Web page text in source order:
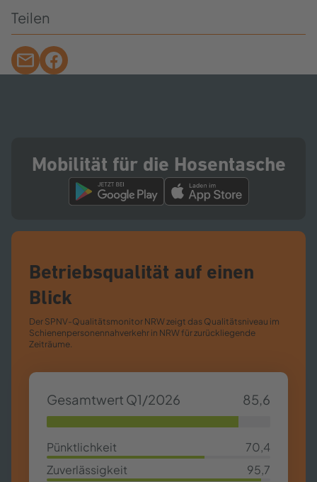
Teilen
Mobilität für die Hosentasche
Betriebsqualität auf einen
Blick
Der SPNV-​Qualitätsmonitor NRW zeigt das Qualitätsniveau im
Schienenpersonennahverkehr in NRW für zurückliegende
Zeiträume.
Gesamtwert Q1/2026
85,6
85,63%
Pünktlichkeit 70,4
70,4%
Zuverlässigkeit
95,7
95,7%